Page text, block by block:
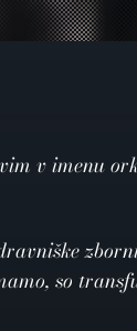
v imenu
so